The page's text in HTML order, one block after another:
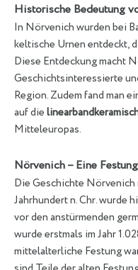
Historische Bedeutung
In Nörvenich wurden bei
keltische Urnen entdeckt,
Diese Entdeckung macht
Geschichtsinteressierte
Region. Zudem fand man
auf die
Mitteleuropas.
Nörvenich – Eine
Die Geschichte Nörvenich
Jahrhundert n. Chr. wurde
vor den anstürmenden
wurde erstmals im Jahr
mittelalterliche Festung